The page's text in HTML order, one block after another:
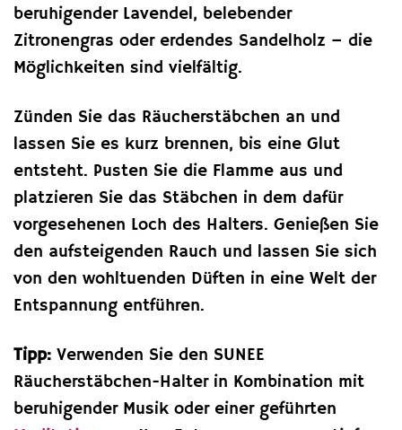
beruhigender Lavendel, belebender
Zitronengras oder erdendes Sandelholz – die
Möglichkeiten sind vielfältig.
Zünden Sie das Räucherstäbchen an und
lassen Sie es kurz brennen, bis eine Glut
entsteht. Pusten Sie die Flamme aus und
platzieren Sie das Stäbchen in dem dafür
vorgesehenen Loch des Halters. Genießen Sie
den aufsteigenden Rauch und lassen Sie sich
von den wohltuenden Düften in eine Welt der
Entspannung entführen.
Tipp: Verwenden Sie den SUNEE
Räucherstäbchen-Halter in Kombination mit
beruhigender Musik oder einer geführten